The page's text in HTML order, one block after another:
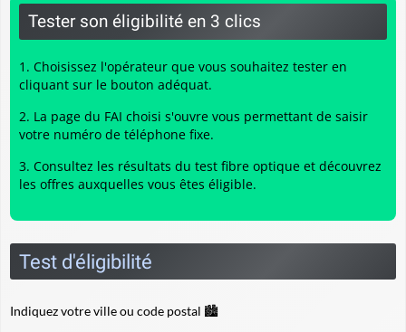
Tester son éligibilité en 3 clics
Choisissez l'opérateur que vous souhaitez tester en
cliquant sur le bouton adéquat.
La page du FAI choisi s'ouvre vous permettant de saisir
votre numéro de téléphone fixe.
Consultez les résultats du test fibre optique et découvrez
les offres auxquelles vous êtes éligible.
Test d'éligibilité
Indiquez votre ville ou code postal 🏙️